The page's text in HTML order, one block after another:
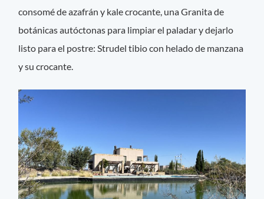
consomé de azafrán y kale crocante, una Granita de
botánicas autóctonas para limpiar el paladar y dejarlo
listo para el postre: Strudel tibio con helado de manzana
y su crocante.